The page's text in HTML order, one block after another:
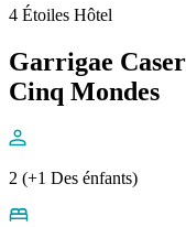
4 Étoiles Hôtel
Garrigae
Cinq Mondes
2 (+1 Des énfants)